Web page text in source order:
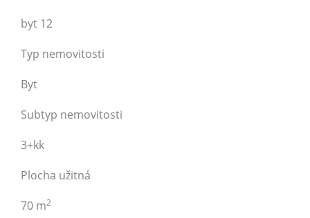
byt 12
Typ nemovitosti
Byt
Subtyp nemovitosti
3+kk
Plocha užitná
70 m2